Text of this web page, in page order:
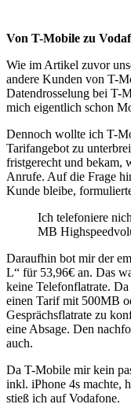
Von T-Mobile zu
Wie im Artikel zuvor
andere Kunden von T-
Datendrosselung bei T-
mich eigentlich schon
Dennoch wollte ich T-
Tarifangebot zu
fristgerecht und bekam,
Anrufe. Auf die Frage
Kunde bleibe,
Ich telefoniere
MB
Daraufhin bot mir der
L“ für 53,96€ an. Das
keine Telefonflatrate.
einen Tarif mit 500MB
Gesprächsflatrate zu
eine Absage. Den
auch.
Da T-Mobile mir kein
inkl. iPhone 4s machte,
stieß ich auf Vodafone.